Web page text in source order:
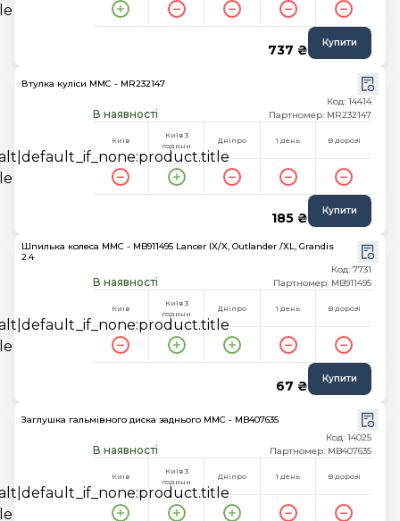
737 ₴ Купити
Втулка куліси MMC - MR232147
В наявності
Код: 14414
Партномер: MR232147
Київ
Київ 3
години
Дніпро 1 день В дорозі
185 ₴ Купити
Шпилька колеса MMC - MB911495 Lancer IX/X, Outlander /XL, Grandis
2.4
В наявності
Код: 7731
Партномер: MB911495
Київ
Київ 3
години
Дніпро 1 день В дорозі
67 ₴ Купити
Заглушка гальмівного диска заднього MMC - MB407635
В наявності
Код: 14025
Партномер: MB407635
Київ
Київ 3
години
Дніпро 1 день В дорозі